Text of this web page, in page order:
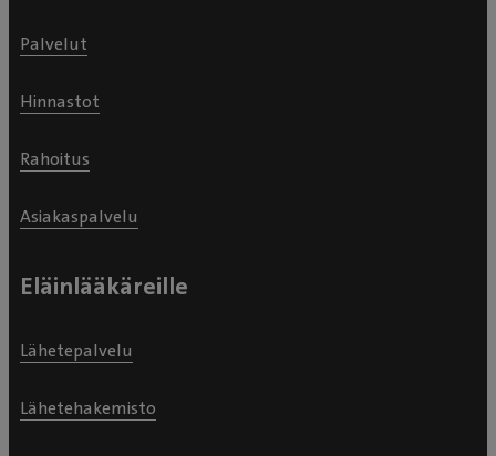
Palvelut
Hinnastot
Rahoitus
Asiakaspalvelu
Eläinlääkäreille
Lähetepalvelu
Lähetehakemisto